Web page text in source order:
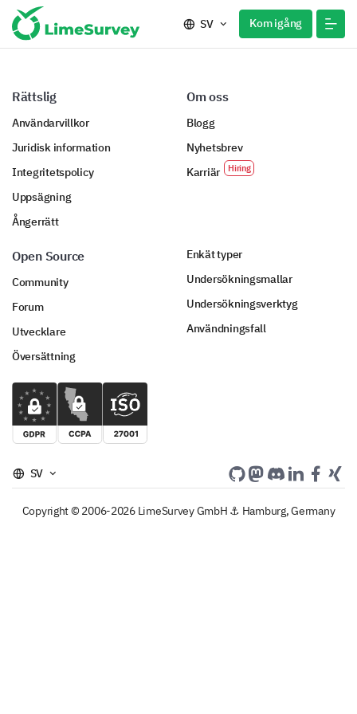
SV Kom igång
Rättslig
Användarvillkor
Juridisk information
Integritetspolicy
Uppsägning
Ångerrätt
Om oss
Blogg
Nyhetsbrev
Karriär
Open Source
Community
Forum
Utvecklare
Översättning
Enkät typer
Undersökningsmallar
Undersökningsverktyg
Användningsfall
SV
Copyright © 2006-2026 LimeSurvey GmbH ⚓ Hamburg, Germany